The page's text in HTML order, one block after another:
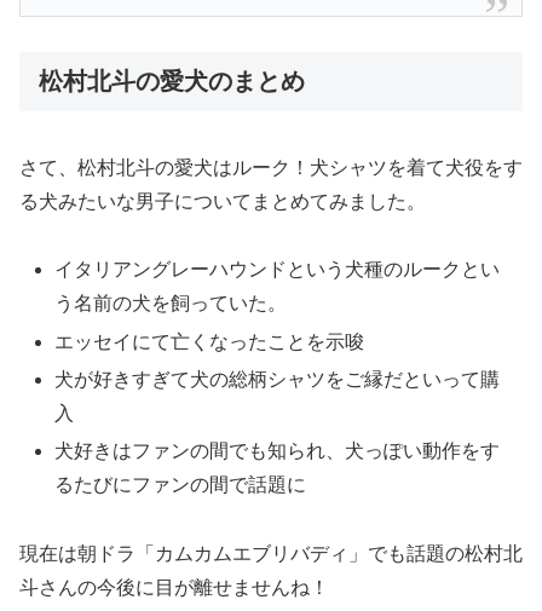
松村北斗の愛犬のまとめ
さて、松村北斗の愛犬はルーク！犬シャツを着て犬役をす
る犬みたいな男子についてまとめてみました。
イタリアングレーハウンドという犬種のルークとい
う名前の犬を飼っていた。
エッセイにて亡くなったことを示唆
犬が好きすぎて犬の総柄シャツをご縁だといって購
入
犬好きはファンの間でも知られ、犬っぽい動作をす
るたびにファンの間で話題に
現在は朝ドラ「カムカムエブリバディ」でも話題の松村北
斗さんの今後に目が離せませんね！